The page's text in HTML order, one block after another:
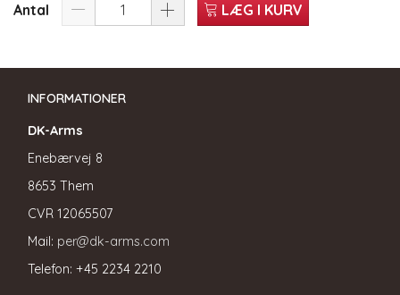
Antal LÆG I KURV
INFORMATIONER
DK-Arms
Enebærvej 8
8653 Them
CVR 12065507
Mail: per@dk-arms.com
Telefon: +45 2234 2210